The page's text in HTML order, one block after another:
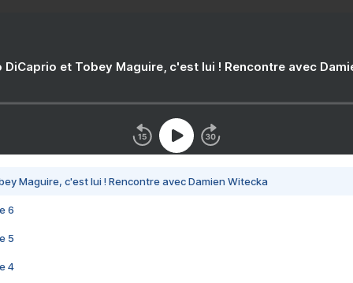
DiCaprio et Tobey Maguire, c'est lui ! Rencontre avec
Maguire, c'est lui ! Rencontre avec Damien Witecka
6
5
4